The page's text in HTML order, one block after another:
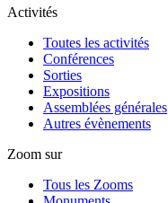
Activités
Toutes les activités
Conférences
Sorties
Expositions
Assemblées générales
Autres évènements
Zoom sur
Tous les Zooms